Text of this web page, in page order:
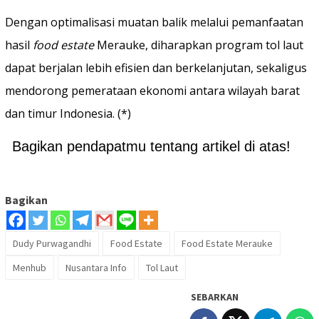
Dengan optimalisasi muatan balik melalui pemanfaatan
hasil food estateMerauke, diharapkan program tol laut
dapat berjalan lebih efisien dan berkelanjutan, sekaligus
mendorong pemerataan ekonomi antara wilayah barat
dan timur Indonesia. (*)
Bagikan pendapatmu tentang artikel di atas!
Bagikan
Dudy Purwagandhi Food Estate
Food Estate Merauke
Menhub
Nusantara Info Tol Laut
SEBARKAN